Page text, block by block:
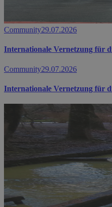
Community29.07.2026
Internationale Vernetzung für
Community29.07.2026
Internationale Vernetzung für